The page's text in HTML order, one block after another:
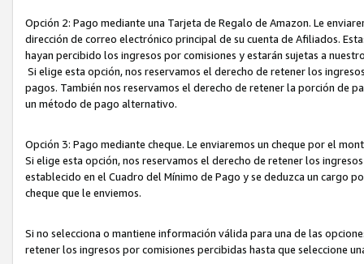
Opción 2: Pago mediante una Tarjeta de Regalo de Amazon. Le
dirección de correo electrónico principal de su cuenta de Afiliados.
hayan percibido los ingresos por comisiones y estarán sujetas a
Si elige esta opción, nos reservamos el derecho de retener los
pagos. También nos reservamos el derecho de retener la porción de
un método de pago alternativo.
Opción 3: Pago mediante cheque. Le enviaremos un cheque por el
Si elige esta opción, nos reservamos el derecho de retener los
establecido en el Cuadro del Mínimo de Pago y se deduzca un cargo
cheque que le enviemos.
Si no selecciona o mantiene información válida para una de las
retener los ingresos por comisiones percibidas hasta que seleccione